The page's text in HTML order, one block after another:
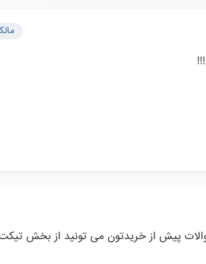
پیش از خریدتون می تونید از بخش